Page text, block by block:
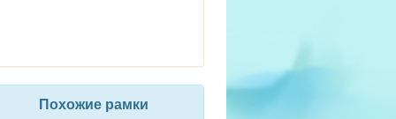
Похожие рамки